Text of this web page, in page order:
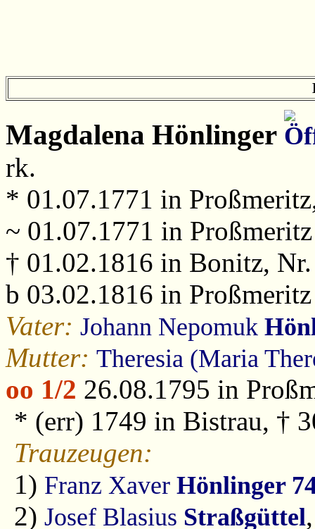
Magdalena Hönlinger
rk.
* 01.07.1771 in
~ 01.07.1771 in Proßmeritz
† 01.02.1816 in Bonitz,
b 03.02.1816 in Proßmeritz
Vater: Johann Nepomuk
Mutter: Theresia (Maria
oo 1/2 26.08.1795 in
* (err) 1749 in Bistrau, †
Trauzeugen:
1) Franz XaverHönlinger
2)Josef Blasius Straßgüttel